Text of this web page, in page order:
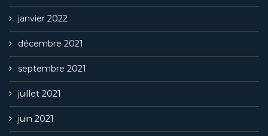
janvier 2022
décembre 2021
septembre 2021
juillet 2021
juin 2021